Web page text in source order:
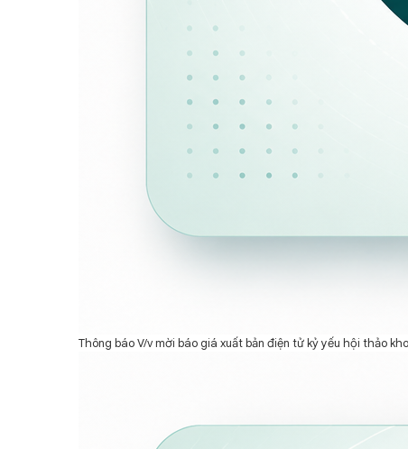
Thông báo V/v mời báo giá xuất bản điện tử kỷ yếu hội thảo